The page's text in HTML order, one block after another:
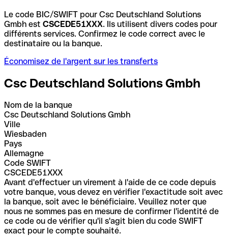
Le code BIC/SWIFT pour Csc Deutschland Solutions
Gmbh est CSCEDE51XXX. Ils utilisent divers codes pour
différents services. Confirmez le code correct avec le
destinataire ou la banque.
Économisez de l'argent sur les transferts
Csc Deutschland Solutions Gmbh
Nom de la banque
Csc Deutschland Solutions Gmbh
Ville
Wiesbaden
Pays
Allemagne
Code SWIFT
CSCEDE51XXX
Avant d'effectuer un virement à l'aide de ce code depuis
votre banque, vous devez en vérifier l'exactitude soit avec
la banque, soit avec le bénéficiaire. Veuillez noter que
nous ne sommes pas en mesure de confirmer l'identité de
ce code ou de vérifier qu'il s'agit bien du code SWIFT
exact pour le compte souhaité.